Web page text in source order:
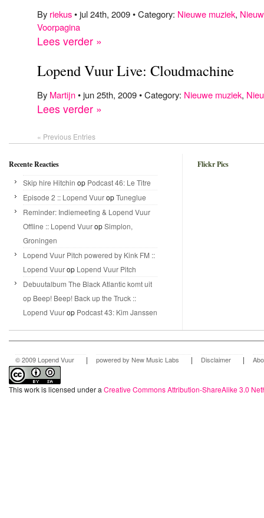
By riekus• jul 24th, 2009 • Category: Nieuwe muziek,
Voorpagina
Lees verder »
Lopend Vuur Live: Cloudmachine
By Martijn• jun 25th, 2009 • Category: Nieuwe muziek,
Lees verder »
« Previous Entries
Recente Reacties
Skip hire Hitchin op Podcast 46: Le Titre
Episode 2 :: Lopend VuuropTuneglue
Reminder: Indiemeeting & Lopend Vuur
Offline :: Lopend VuuropSimplon,
Groningen
Lopend Vuur Pitch powered by Kink FM ::
Lopend Vuurop Lopend Vuur Pitch
Debuutalbum The Black Atlantic komt uit
op Beep! Beep! Back up the Truck ::
Lopend Vuurop Podcast 43: Kim Janssen
Flickr Pics
© 2009 Lopend Vuur | powered by New Music Labs | Disclaimer |
This work is licensed under a Creative Commons Attribution-ShareAlike 3.0